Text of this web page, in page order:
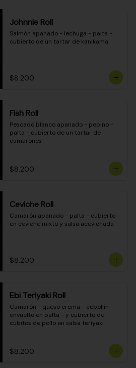
Johnnie Roll
Salmón apanado - lechuga - palta -
cubierto de un tartar de kanikama
$8.200
Fish Roll
Pescado blanco apanado - pepino -
palta - cubierto de un tartar de
camarones
$8.200
Ceviche Roll
Camarón apanado - palta - cubierto
en ceviche mixto y salsa acevichada
$8.200
Ebi Teriyaki Roll
Camarón - queso crema - cebollín -
envuelto en palta - y cubierto de
cubitos de pollo en salsa teriyaki
$8.200